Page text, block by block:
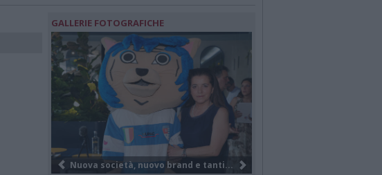
GALLERIE FOTOGRAFICHE
Il Gruppo Elite di VareseBasketball...